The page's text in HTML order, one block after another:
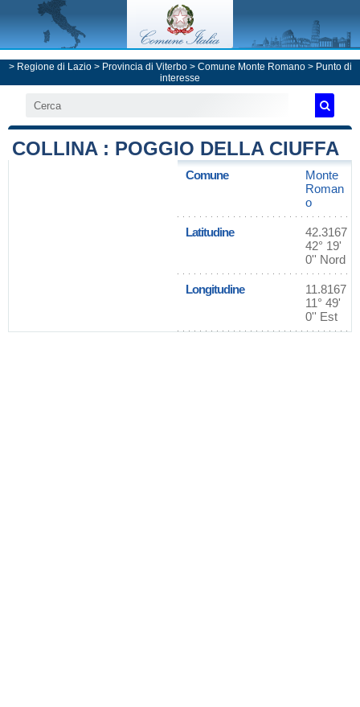
> Regione di Lazio> Provincia di Viterbo> Comune Monte Romano> Punto di
interesse
COLLINA : POGGIO DELLA CIUFFA
Comune
Monte
Roman
o
Latitudine
42.3167
42° 19'
0'' Nord
Longitudine
11.8167
11° 49'
0'' Est